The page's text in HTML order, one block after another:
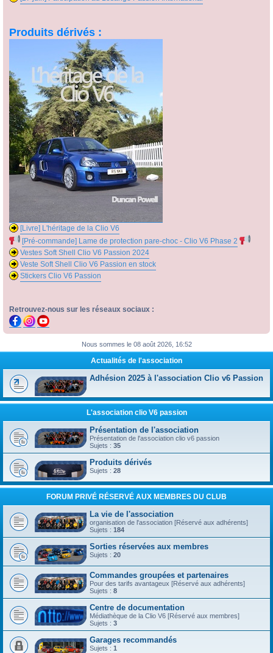
Produits dérivés :
[Livre] L'héritage de la Clio V6
[Pré-commande] Lame de protection pare-choc - Clio V6 Phase 2
Vestes Soft Shell Clio V6 Passion 2024
Veste Soft Shell Clio V6 Passion en stock
Stickers Clio V6 Passion
Retrouvez-nous sur les réseaux sociaux :
Nous sommes le 08 août 2026, 16:52
Actualités de l'association
Adhésion 2025 à l'association Clio v6 Passion
L'association clio V6 passion
Présentation de l'association
Présentation de l'association clio v6 passion
Sujets : 35
Produits dérivés
Sujets : 28
FORUM PRIVÉ RÉSERVÉ AUX MEMBRES DU CLUB
La vie de l'association
organisation de l'association [Réservé aux adhérents]
Sujets : 184
Sorties réservées aux membres
Sujets : 20
Commandes groupées et partenaires
Pour des tarifs avantageux [Réservé aux adhérents]
Sujets : 8
Centre de documentation
Médiathèque de la Clio V6 [Réservé aux membres]
Sujets : 3
Garages recommandés
Sujets : 1